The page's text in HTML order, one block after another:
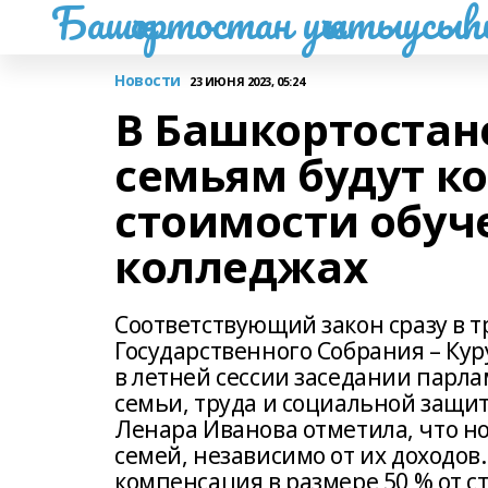
Башҡортостан
Новости 23 ИЮНЯ 2023, 05:24
В
семьям будут
стоимости
колледжах
Соответствующий закон сразу в
Государственного Собрания –
в летней сессии заседании
семьи, труда и социальной
Ленара Иванова отметила, что
семей, независимо от их
компенсация в размере 50 % от